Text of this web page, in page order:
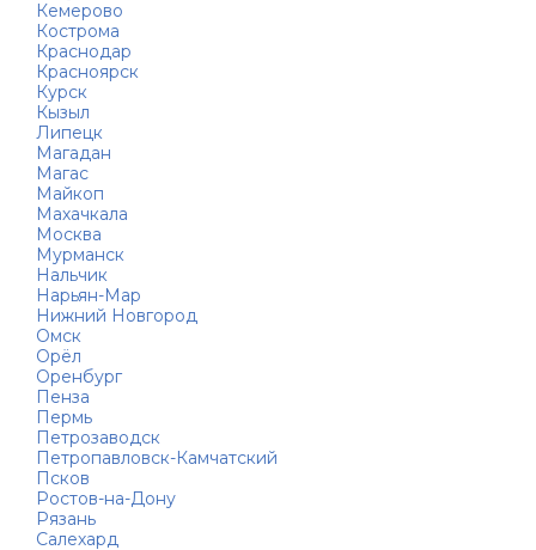
Кемерово
Кострома
Краснодар
Красноярск
Курск
Кызыл
Липецк
Магадан
Магас
Майкоп
Махачкала
Москва
Мурманск
Нальчик
Нарьян-Мар
Нижний Новгород
Омск
Орёл
Оренбург
Пенза
Пермь
Петрозаводск
Петропавловск-Камчатский
Псков
Ростов-на-Дону
Рязань
Салехард